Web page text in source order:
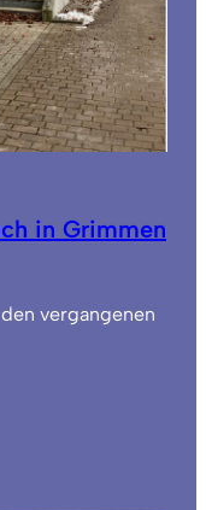
in Grimmen
vergangenen